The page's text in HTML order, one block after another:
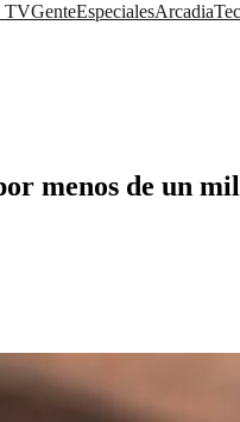
TVGenteEspecialesArcadia
menos de un